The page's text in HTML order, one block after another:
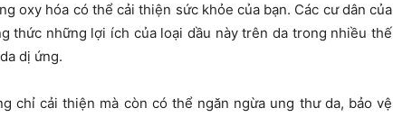
oxy hóa có thể cải thiện sức khỏe của bạn. Các cư dân của
thức những lợi ích của loại dầu này trên da trong nhiều thế
dị ứng.
chỉ cải thiện mà còn có thể ngăn ngừa ung thư da, bảo vệ